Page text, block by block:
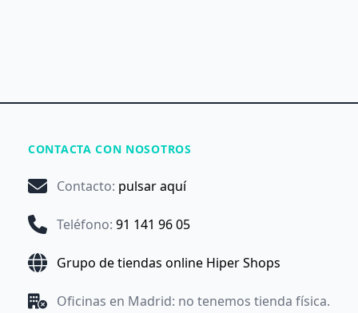
CONTACTA CON NOSOTROS
Contacto: pulsar aquí
Teléfono: 91 141 96 05
Grupo de tiendas online Hiper Shops
Oficinas en Madrid: no tenemos tienda física.